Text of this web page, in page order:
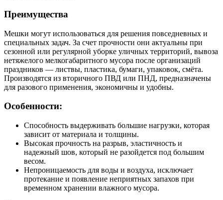
Преимущества
Мешки могут использоваться для решения повседневных и
специальных задач. За счет прочности они актуальны при
сезонной или регулярной уборке уличных территорий, вывоза
нетяжелого мелкогабаритного мусора после организаций
праздников — листвы, пластика, бумаги, упаковок, смёта.
Производятся из вторичного ПВД или ПНД, предназначены
для разового применения, экономичны и удобны.
Особенности:
Способность выдерживать большие нагрузки, которая
зависит от материала и толщины.
Высокая прочность на разрыв, эластичность и
надежный шов, который не разойдется под большим
весом.
Непроницаемость для воды и воздуха, исключает
протекание и появление неприятных запахов при
временном хранении влажного мусора.